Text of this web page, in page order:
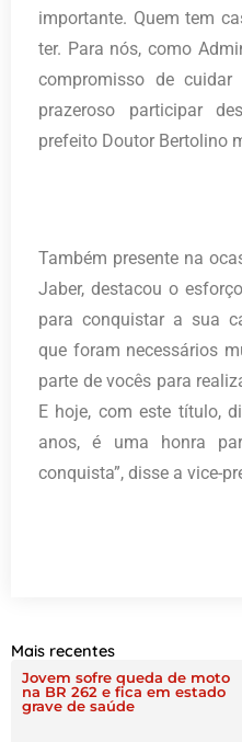
importante. Quem tem
ter. Para nós, como
compromisso de
prazeroso participar
prefeito Doutor Bertolino
Também presente na
Jaber, destacou o
para conquistar a sua
que foram necessários
parte de vocês para
E hoje, com este título,
anos, é uma honra
conquista”, disse a vice-
Mais recentes
Jovem sofre queda de moto
na BR 262 e fica em estado
grave de saúde